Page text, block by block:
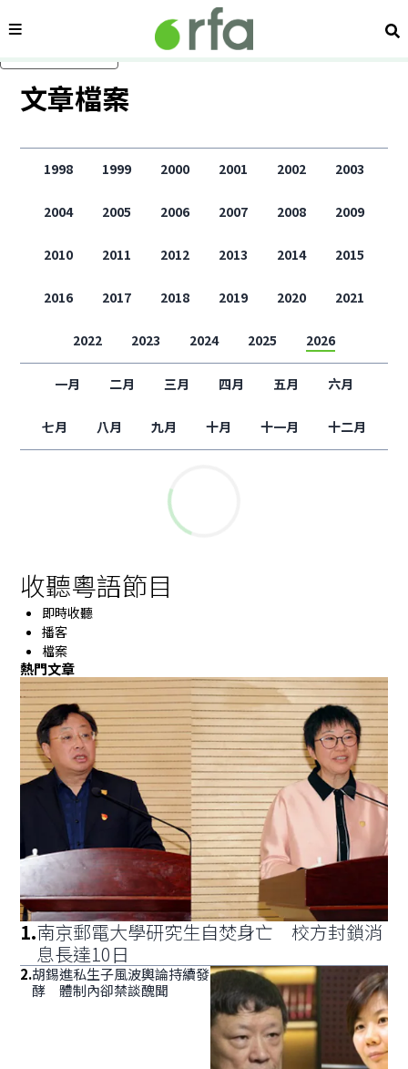
內容分類 搜
文章檔案
1998 1999 2000 2001 2002 2003
2004 2005 2006 2007 2008 2009
2010 2011 2012 2013 2014 2015
2016 2017 2018 2019 2020 2021
2022 2023 2024 2025 2026
一月 二月 三月 四月 五月 六月
七月 八月 九月 十月 十一月 十二月
收聽粵語節目
即時收聽
播客
檔案
熱門文章
1.南京郵電大學研究生自焚身亡 校方封鎖消
息長達10日
2.胡錫進私生子風波輿論持續發
酵 體制內卻禁談醜聞